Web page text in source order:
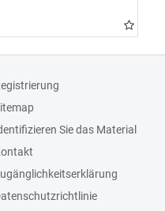
Sie das Material